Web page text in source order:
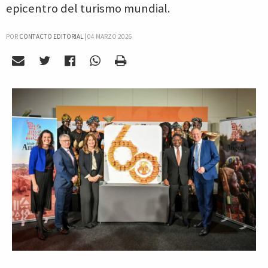
epicentro del turismo mundial.
POR CONTACTO EDITORIAL| 04 MARZO 2026